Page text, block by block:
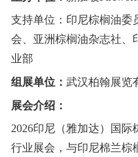
支持单位：印尼棕榈油委
会、亚洲棕榈油杂志社、
业部
组展单位： 武汉柏翰展览
展会介绍：
2026印尼（雅加达）国
行业展会，与印尼棉兰棕